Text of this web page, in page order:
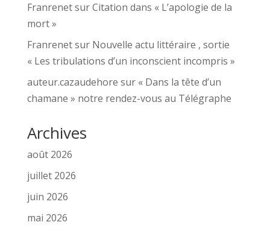
FranrenetsurCitation dans « L’apologie de la
mort »
Franrenetsur Nouvelle actu littéraire , sortie
« Les tribulations d’un inconscient incompris »
auteur.cazaudehore sur « Dans la tête d’un
chamane » notre rendez-vous au Télégraphe
Archives
août 2026
juillet 2026
juin 2026
mai 2026